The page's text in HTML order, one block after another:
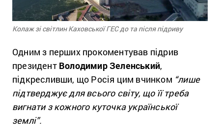
Колаж зі світлин Каховської ГЕС до та після підриву
Одним з перших прокоментував підрив
президент Володимир Зеленський,
підкресливши, що Росія цим вчинком “лише
підтверджує для всього світу, що її треба
вигнати з кожного куточка української
землі”.